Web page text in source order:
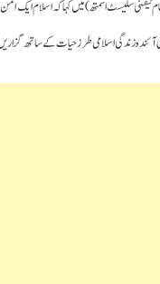
ٹیفنی سلیسٹ اسمتھ) میں کہا کہ اسلام
آئندہ زندگی اسلامی طرز حیات کے ساتھ